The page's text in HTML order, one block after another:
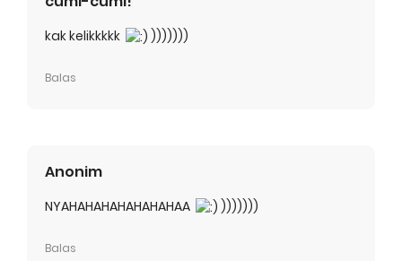
kak kelikkkkk )))))))
Balas
Anonim
NYAHAHAHAHAHAHAHAA )))))))
Balas